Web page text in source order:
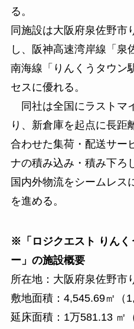
る。
同施設は大阪府泉佐野市
し、阪神高速湾岸線「泉
南海線「りんくうタウン
セスに優れる。
同社は全国にラストマ
り、新倉庫を起点に長距
合わせた集荷・配送サー
ナの積み込み・積み下ろ
国内外物流をシームレス
を進める。
※「ロジクエスト りんく
ー」の施設概要
所在地：大阪府泉佐野市
敷地面積：4,545.69㎡（
延床面積：1万581.13 ㎡